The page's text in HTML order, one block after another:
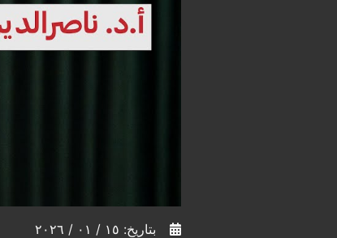
بتاريخ: ١٥ / ٠١ / ٢٠٢٦